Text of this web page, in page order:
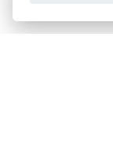
ประเภทธุรกิจไ